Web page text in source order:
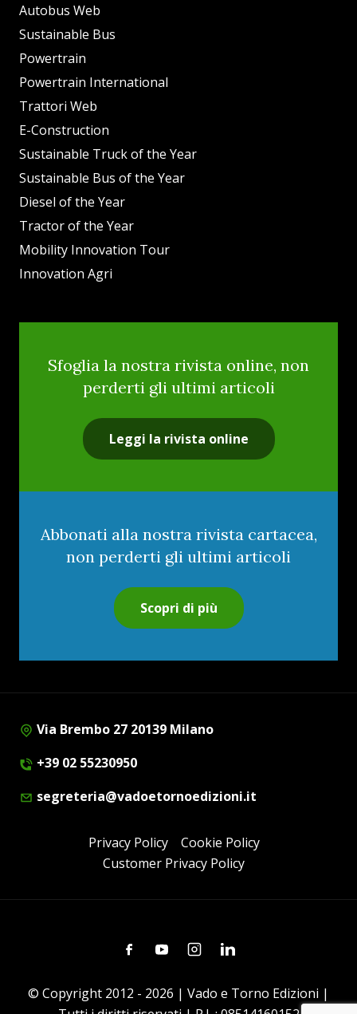
Autobus Web
Sustainable Bus
Powertrain
Powertrain International
Trattori Web
E-Construction
Sustainable Truck of the Year
Sustainable Bus of the Year
Diesel of the Year
Tractor of the Year
Mobility Innovation Tour
Innovation Agri
Sfoglia la nostra rivista online, non
perderti gli ultimi articoli
Leggi la rivista online
Abbonati alla nostra rivista cartacea,
non perderti gli ultimi articoli
Scopri di più
Via Brembo 27 20139 Milano
+39 02 55230950
segreteria@vadoetornoedizioni.it
Privacy Policy
Cookie Policy
Customer Privacy Policy
FacebookYoutubeInstagramLinkedin
© Copyright 2012 - 2026 | Vado e Torno Edizioni |